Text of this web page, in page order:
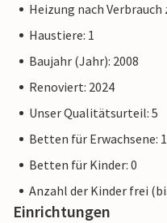
Heizung nach Verbrauch
Haustiere: 1
Baujahr (Jahr): 2008
Renoviert: 2024
Unser Qualitätsurteil: 5
Betten für Erwachsene:
Betten für Kinder: 0
Anzahl der Kinder frei
Einrichtungen